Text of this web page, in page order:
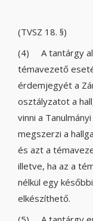
(TVSZ 18. §)
(4) A tantárgy
témavezető
érdemjegyét a
osztályzatot a
vinni a
megszerzi a
és azt a
illetve, ha az a
nélkül egy
elkészíthető.